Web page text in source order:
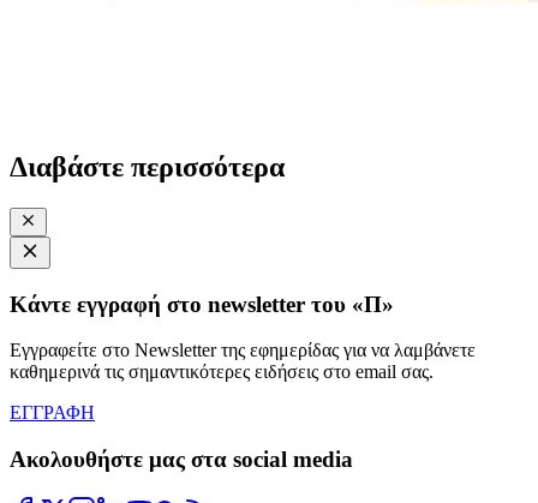
Διαβάστε περισσότερα
Κάντε εγγραφή στο newsletter του «Π»
Εγγραφείτε στο Newsletter της εφημερίδας για να λαμβάνετε
καθημερινά τις σημαντικότερες ειδήσεις στο email σας.
ΕΓΓΡΑΦΗ
Ακολουθήστε μας στα social media